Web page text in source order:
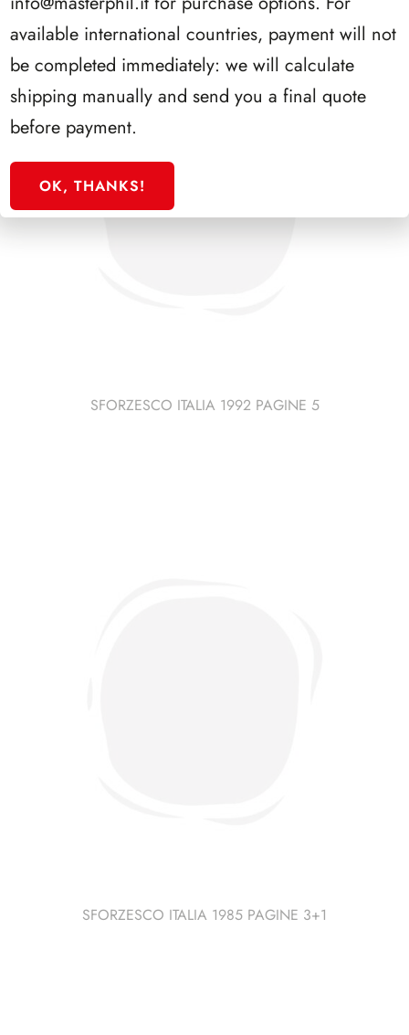
SFORZESCO ITALIA 1992 PAGINE 5
SFORZESCO ITALIA 1985 PAGINE 3+1
available international countries, payment will not
be completed immediately: we will calculate
shipping manually and send you a final quote
before payment.
OK, THANKS!